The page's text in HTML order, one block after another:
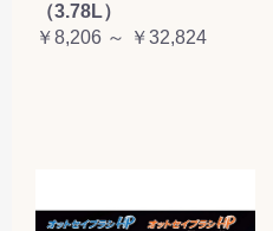
（3.78L）
￥8,206 ～ ￥32,824